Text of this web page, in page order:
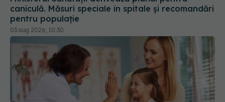
caniculă. Măsuri speciale în spitale și recomandări
pentru populație
03 aug 2026, 10:30